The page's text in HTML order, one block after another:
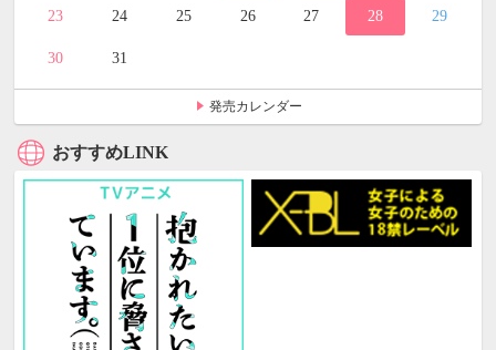
23 24 25 26 27 28 29
30 31
発売カレンダー
おすすめLINK